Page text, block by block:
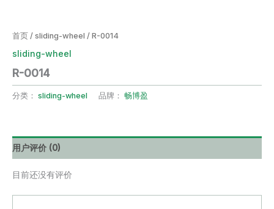
首页 / sliding-wheel / R-0014
sliding-wheel
R-0014
分类： sliding-wheel 品牌： 畅博盈
用户评价 (0)
目前还没有评价